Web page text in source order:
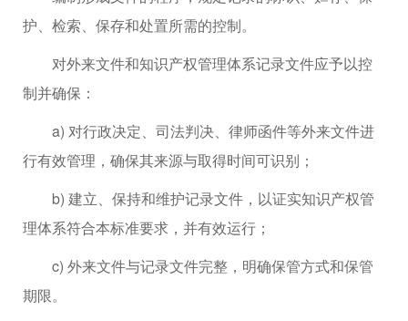
护、检索、保存和处置所需的控制。
对外来文件和知识产权管理体系记录文件应予以控
制并确保：
a) 对行政决定、司法判决、律师函件等外来文件进
行有效管理，确保其来源与取得时间可识别；
b) 建立、保持和维护记录文件，以证实知识产权管
理体系符合本标准要求，并有效运行；
c) 外来文件与记录文件完整，明确保管方式和保管
期限。